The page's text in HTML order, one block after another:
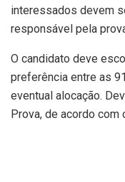
interessados devem
responsável pela
O candidato deve
preferência entre as
eventual alocação.
Prova, de acordo com